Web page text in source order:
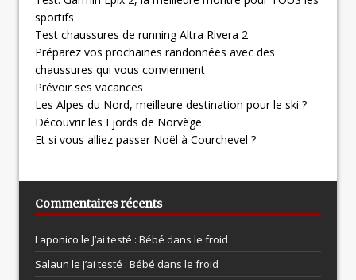
sportifs
Test chaussures de running Altra Rivera 2
Préparez vos prochaines randonnées avec des
chaussures qui vous conviennent
Prévoir ses vacances
Les Alpes du Nord, meilleure destination pour le ski ?
Découvrir les Fjords de Norvège
Et si vous alliez passer Noël à Courchevel ?
Commentaires récents
Laponico le J’ai testé : Bébé dans le froid
Salaun le J’ai testé : Bébé dans le froid